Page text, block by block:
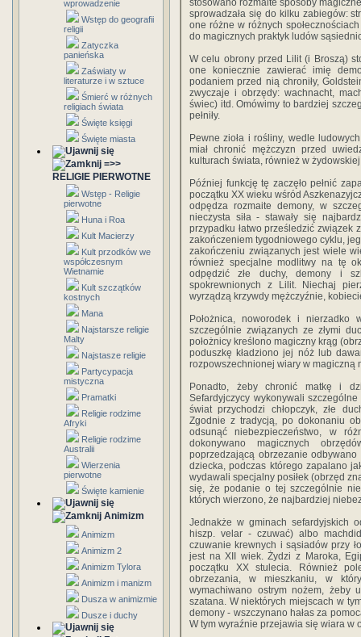
wprowadzenie
Wstęp do geografii
religii
Zatyczka
panieńska
Zaświaty w
literaturze i w sztuce
Śmierć w różnych
religiach świata
Święte księgi
Święte miasta
=>>
RELIGIE PIERWOTNE
Wstęp - Religie
pierwotne
Huna i Roa
Kult Macierzy
Kult przodków we
współczesnym
Wietnamie
Kult szczątków
kostnych
Mana
Najstarsze religie
Malty
Najstasze religie
Partycypacja
mistyczna
Pramatki
Religie rodzime
Afryki
Religie rodzime
Australii
Wierzenia
pierwotne
Święte kamienie
Animizm
Animizm
Animizm 2
Animizm Tylora
Animizm i manizm
Dusza w animizmie
Dusze i duchy
stosowano rozmaite sposoby
sprowadzała się do kilku zabiegów:
one różne w różnych
do magicznych praktyk ludów
W celu obrony przed Lilit (i Broszą)
one koniecznie zawierać imię
podaniem przed nią chroniły,
zwyczaje i obrzędy: wachnacht,
świec) itd. Omówimy to bardziej
pełniły.
Pewne zioła i rośliny, wedle
miał chronić mężczyzn przed
kulturach świata, również w
Później funkcję tę zaczęło pełnić
początku XX wieku wśród
odpędza rozmaite demony, w
nieczysta siła - stawały się
przypadku łatwo prześledzić związek
zakończeniem tygodniowego cyklu,
zakończeniu związanych jest wiele
również specjalne modlitwy na tę
odpędzić złe duchy, demony i
spokrewnionych z Lilit. Niechaj
wyrządzą krzywdy mężczyźnie,
Położnica, noworodek i
szczególnie związanych ze złymi
położnicy kreślono magiczny krąg
poduszkę kładziono jej nóż lub
rozpowszechnionej wiary w magiczną
Ponadto, żeby chronić matkę i
Sefardyjczycy wykonywali
świat przychodzi chłopczyk, złe
Zgodnie z tradycją, po dokonaniu
odsunąć niebezpieczeństwo, w
dokonywano magicznych
poprzedzającą obrzezanie
dziecka, podczas którego zapalano
wydawali specjalny posiłek (obrzęd
się, że podanie o tej szczególnie
których wierzono, że najbardziej
Jednakże w gminach sefardyjskich
hiszp. velar - czuwać) albo
czuwanie krewnych i sąsiadów przy
jest na XII wiek. Żydzi z Maroka,
początku XX stulecia. Również
obrzezania, w mieszkaniu, w
wymachiwano ostrym nożem, żeby
szatana. W niektórych miejscach w
demony - wszczynano hałas za
W tym wyraźnie przejawia się wiara w